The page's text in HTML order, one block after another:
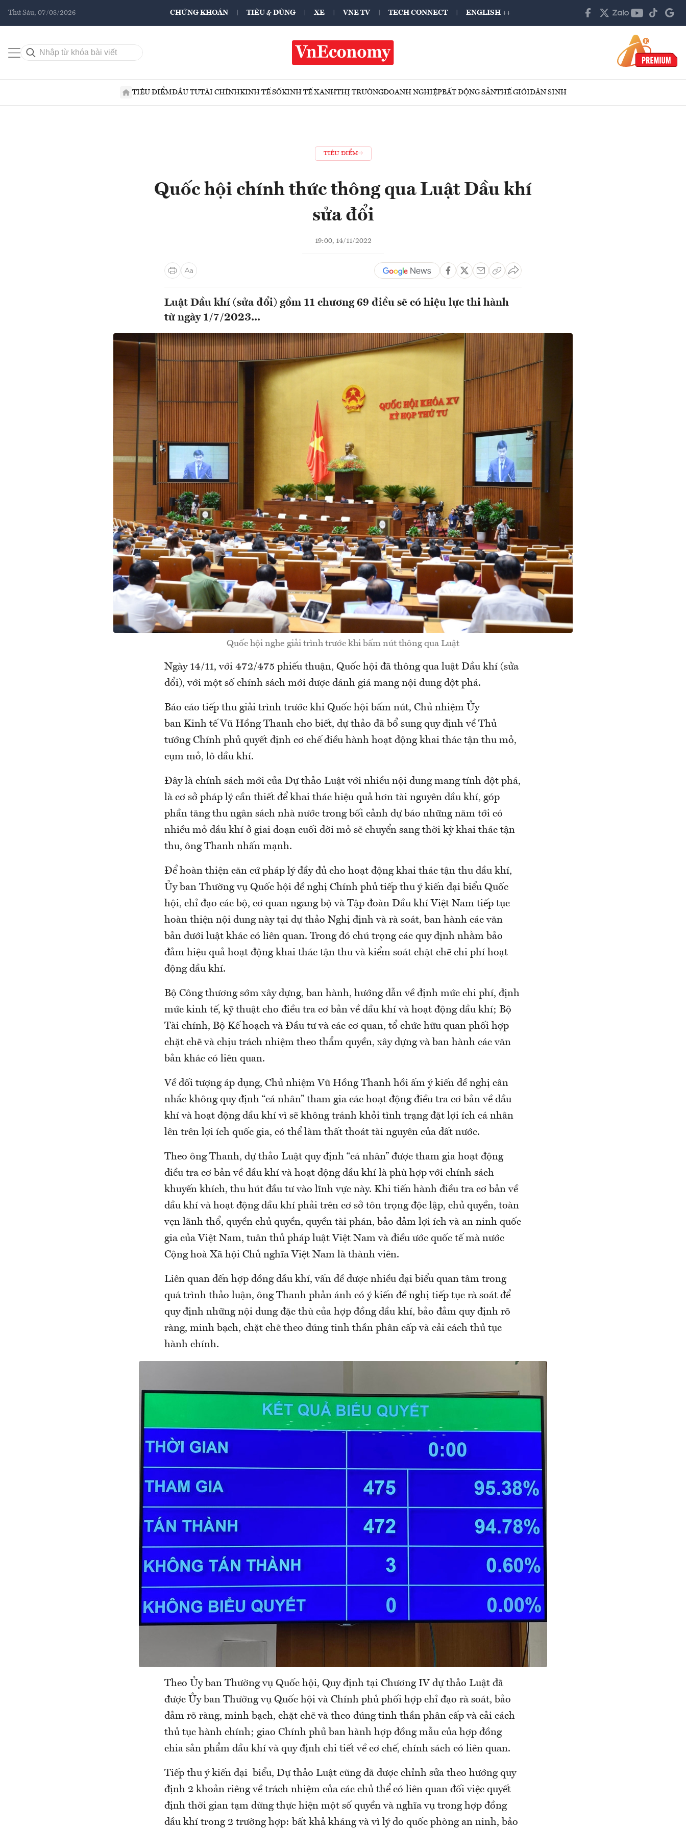
Thứ Sáu, 07/08/2026 CHỨNG KHOÁN TIÊU & DÙNG XE VNE TV TECH CONNECT ENGLISH ++
TIÊU ĐIỂMĐẦU TƯTÀI CHÍNHKINH TẾ SỐKINH TẾ XANHTHỊ TRƯỜNGDOANH NGHIỆPBẤT ĐỘNG SẢNTHẾ GIỚIDÂN SINH
TIÊU ĐIỂM
Quốc hội chính thức thông qua Luật Dầu khí
sửa đổi
19:00, 14/11/2022
Luật Dầu khí (sửa đổi) gồm 11 chương 69 điều sẽ có hiệu lực thi hành
từ ngày 1/7/2023...
Quốc hội nghe giải trình trước khi bấm nút thông qua Luật
Ngày 14/11, với 472/475 phiếu thuận, Quốc hội đã thông qua luật Dầu khí (sửa
đổi), với một số chính sách mới được đánh giá mang nội dung đột phá.
Báo cáo tiếp thu giải trình trước khi Quốc hội bấm nút, Chủ nhiệm Ủy
ban Kinh tế Vũ Hồng Thanh cho biết, dự thảo đã bổ sung quy định về Thủ
tướng Chính phủ quyết định cơ chế điều hành hoạt động khai thác tận thu mỏ,
cụm mỏ, lô dầu khí.
Đây là chính sách mới của Dự thảo Luật với nhiều nội dung mang tính đột phá,
là cơ sở pháp lý cần thiết để khai thác hiệu quả hơn tài nguyên dầu khí, góp
phần tăng thu ngân sách nhà nước trong bối cảnh dự báo những năm tới có
nhiều mỏ dầu khí ở giai đoạn cuối đời mỏ sẽ chuyển sang thời kỳ khai thác tận
thu, ông Thanh nhấn mạnh.
Để hoàn thiện căn cứ pháp lý đầy đủ cho hoạt động khai thác tận thu dầu khí,
Ủy ban Thường vụ Quốc hội đề nghị Chính phủ tiếp thu ý kiến đại biểu Quốc
hội, chỉ đạo các bộ, cơ quan ngang bộ và Tập đoàn Dầu khí Việt Nam tiếp tục
hoàn thiện nội dung này tại dự thảo Nghị định và rà soát, ban hành các văn
bản dưới luật khác có liên quan. Trong đó chú trọng các quy định nhằm bảo
đảm hiệu quả hoạt động khai thác tận thu và kiểm soát chặt chẽ chi phí hoạt
động dầu khí.
Bộ Công thương sớm xây dựng, ban hành, hướng dẫn về định mức chi phí, định
mức kinh tế, kỹ thuật cho điều tra cơ bản về dầu khí và hoạt động dầu khí; Bộ
Tài chính, Bộ Kế hoạch và Đầu tư và các cơ quan, tổ chức hữu quan phối hợp
chặt chẽ và chịu trách nhiệm theo thẩm quyền, xây dựng và ban hành các văn
bản khác có liên quan.
Về đối tượng áp dụng, Chủ nhiệm Vũ Hồng Thanh hồi ấm ý kiến đề nghị cân
nhắc không quy định “cá nhân” tham gia các hoạt động điều tra cơ bản về dầu
khí và hoạt động dầu khí vì sẽ không tránh khỏi tình trạng đặt lợi ích cá nhân
lên trên lợi ích quốc gia, có thể làm thất thoát tài nguyên của đất nước.
Theo ông Thanh, dự thảo Luật quy định “cá nhân” được tham gia hoạt động
điều tra cơ bản về dầu khí và hoạt động dầu khí là phù hợp với chính sách
khuyến khích, thu hút đầu tư vào lĩnh vực này. Khi tiến hành điều tra cơ bản về
dầu khí và hoạt động dầu khí phải trên cơ sở tôn trọng độc lập, chủ quyền, toàn
vẹn lãnh thổ, quyền chủ quyền, quyền tài phán, bảo đảm lợi ích và an ninh quốc
gia của Việt Nam, tuân thủ pháp luật Việt Nam và điều ước quốc tế mà nước
Cộng hoà Xã hội Chủ nghĩa Việt Nam là thành viên.
Liên quan đến hợp đồng dầu khí, vấn đề được nhiều đại biểu quan tâm trong
quá trình thảo luận, ông Thanh phản ánh có ý kiến đề nghị tiếp tục rà soát để
quy định những nội dung đặc thù của hợp đồng dầu khí, bảo đảm quy định rõ
ràng, minh bạch, chặt chẽ theo đúng tinh thần phân cấp và cải cách thủ tục
hành chính.
Theo Ủy ban Thường vụ Quốc hội, Quy định tại Chương IV dự thảo Luật đã
được Ủy ban Thường vụ Quốc hội và Chính phủ phối hợp chỉ đạo rà soát, bảo
đảm rõ ràng, minh bạch, chặt chẽ và theo đúng tinh thần phân cấp và cải cách
thủ tục hành chính; giao Chính phủ ban hành hợp đồng mẫu của hợp đồng
chia sản phẩm dầu khí và quy định chi tiết về cơ chế, chính sách có liên quan.
Tiếp thu ý kiến đại biểu, Dự thảo Luật cũng đã được chỉnh sửa theo hướng quy
định 2 khoản riêng về trách nhiệm của các chủ thể có liên quan đối việc quyết
định thời gian tạm dừng thực hiện một số quyền và nghĩa vụ trong hợp đồng
dầu khí trong 2 trường hợp: bất khả kháng và vì lý do quốc phòng an ninh, bảo